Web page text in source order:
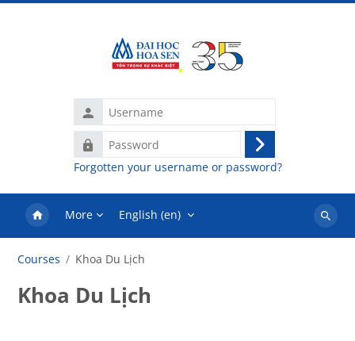
Username
Password
Log
in
Forgotten your username or password?
More English ‎(en)‎
Search
Courses Khoa Du Lịch
Khoa Du Lịch